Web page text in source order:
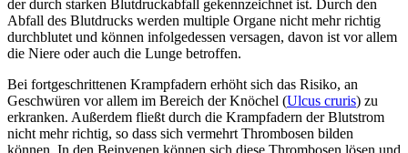
der durch starken Blutdruckabfall gekennzeichnet ist. Durch den
Abfall des Blutdrucks werden multiple Organe nicht mehr richtig
durchblutet und können infolgedessen versagen, davon ist vor allem
die Niere oder auch die Lunge betroffen.
Bei fortgeschrittenen Krampfadern erhöht sich das Risiko, an
Geschwüren vor allem im Bereich der Knöchel (Ulcus cruris) zu
erkranken. Außerdem fließt durch die Krampfadern der Blutstrom
nicht mehr richtig, so dass sich vermehrt Thrombosen bilden
können. In den Beinvenen können sich diese Thrombosen lösen und